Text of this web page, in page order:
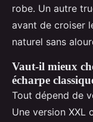
robe. Un autre
avant de croiser
naturel sans
Vaut-il mieux
écharpe
Tout dépend de
Une version XXL